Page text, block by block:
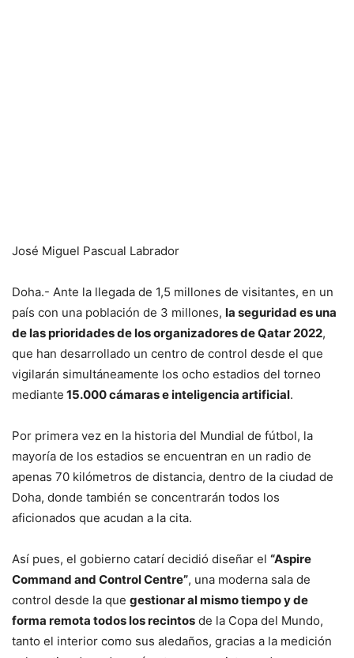
José Miguel Pascual Labrador
Doha.- Ante la llegada de 1,5 millones de visitantes, en un
país con una población de 3 millones, la seguridad es una
de las prioridades de los organizadores de Qatar 2022,
que han desarrollado un centro de control desde el que
vigilarán simultáneamente los ocho estadios del torneo
mediante 15.000 cámaras e inteligencia artificial.
Por primera vez en la historia del Mundial de fútbol, la
mayoría de los estadios se encuentran en un radio de
apenas 70 kilómetros de distancia, dentro de la ciudad de
Doha, donde también se concentrarán todos los
aficionados que acudan a la cita.
Así pues, el gobierno catarí decidió diseñar el “Aspire
Command and Control Centre”, una moderna sala de
control desde la que gestionar al mismo tiempo y de
forma remota todos los recintos de la Copa del Mundo,
tanto el interior como sus aledaños, gracias a la medición